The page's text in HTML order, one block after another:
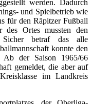
werden. Dadurch
und Spielbetrieb wie
für den Räpitzer Fußball
des Ortes mussten den
betraf das alle
konnte den
Ab der Saison 1965/66
gemeldet, die aber auf
im Landkreis